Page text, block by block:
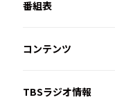
番組表
コンテンツ
TBSラジオ情報